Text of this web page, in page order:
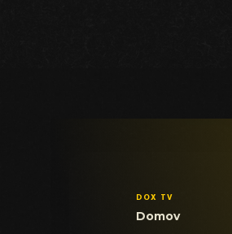
DOX TV
Domov